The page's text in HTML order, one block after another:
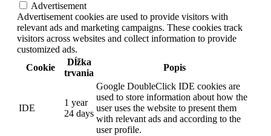
Advertisement
Advertisement cookies are used to provide visitors with
relevant ads and marketing campaigns. These cookies track
visitors across websites and collect information to provide
customized ads.
Cookie
Dĺžka
trvania
Popis
IDE
1 year
24 days
Google DoubleClick IDE cookies are
used to store information about how the
user uses the website to present them
with relevant ads and according to the
user profile.